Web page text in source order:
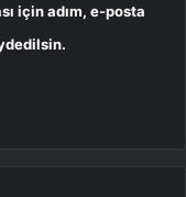
için adım, e-posta